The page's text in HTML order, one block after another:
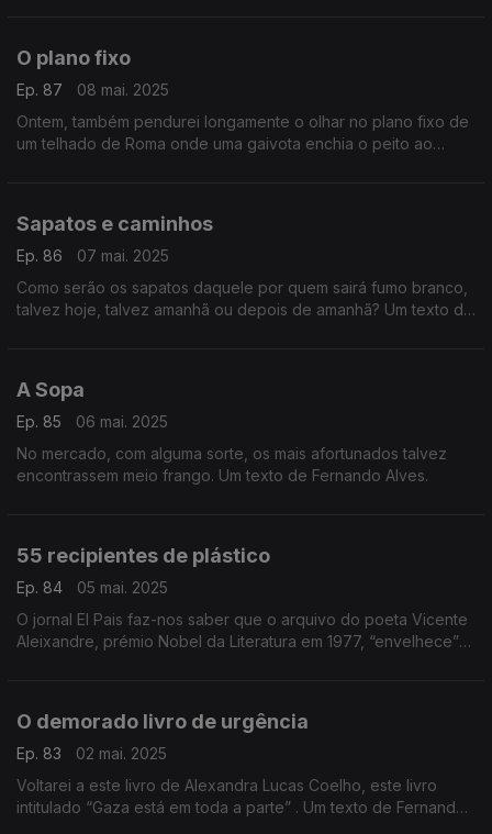
O plano fixo
Ep. 87
08 mai. 2025
Ontem, também pendurei longamente o olhar no plano fixo de
um telhado de Roma onde uma gaivota enchia o peito ao
Sapatos e caminhos
Ep. 86
07 mai. 2025
Como serão os sapatos daquele por quem sairá fumo branco,
talvez hoje, talvez amanhã ou depois de amanhã? Um texto de
A Sopa
Ep. 85
06 mai. 2025
No mercado, com alguma sorte, os mais afortunados talvez
encontrassem meio frango. Um texto de Fernando Alves.
55 recipientes de plástico
Ep. 84
05 mai. 2025
O jornal El Pais faz-nos saber que o arquivo do poeta Vicente
Aleixandre, prémio Nobel da Literatura em 1977, “envelhece”
O demorado livro de urgência
Ep. 83
02 mai. 2025
Voltarei a este livro de Alexandra Lucas Coelho, este livro
intitulado “Gaza está em toda a parte” . Um texto de Fernando